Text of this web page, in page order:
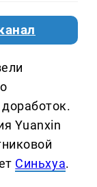
Yuanxin
Синьхуа.